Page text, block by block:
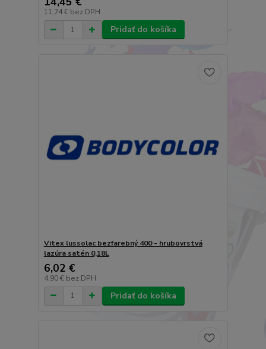
11,74 € bez DPH
Pridať do košíka
Vitex lussolac bezfarebný 400 - hrubovrstvá
lazúra satén 0,18L
6,02 €
4,90 € bez DPH
Pridať do košíka